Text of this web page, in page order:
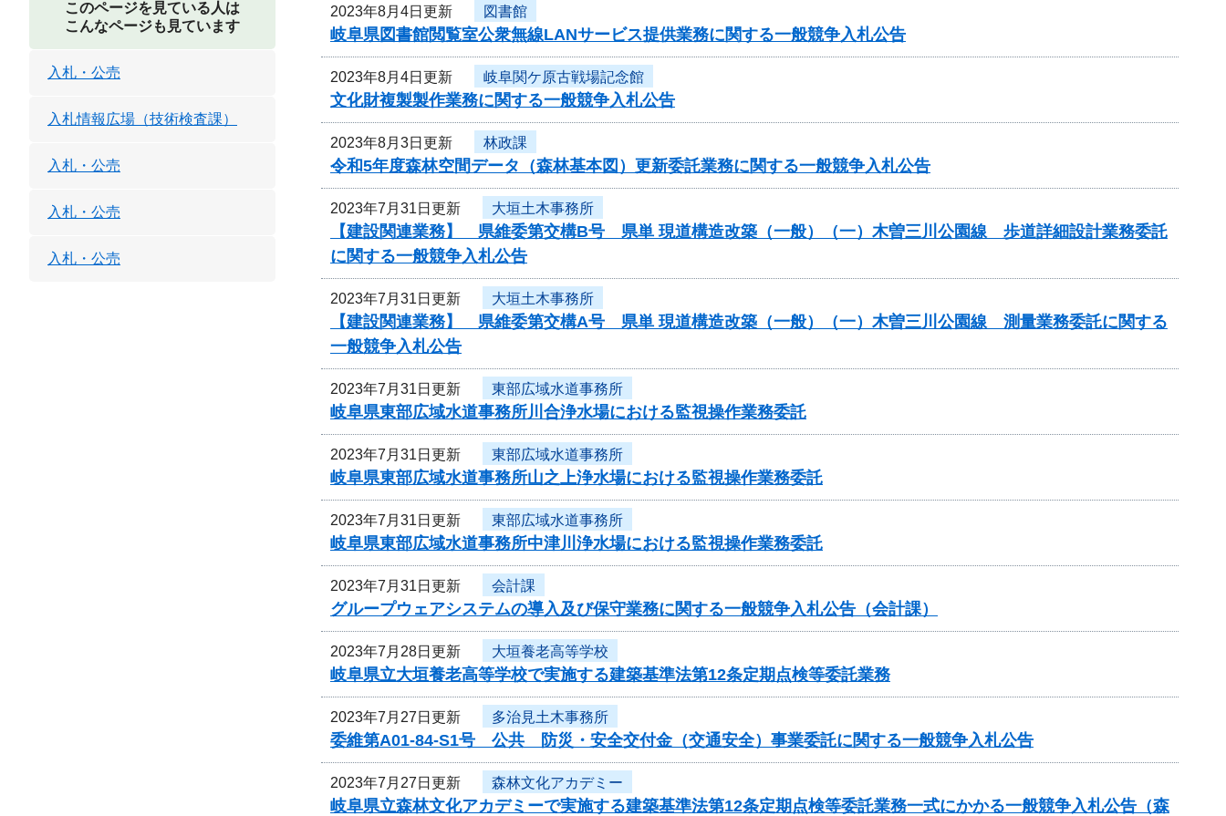
2023年8月4日更新 図書館
岐阜県図書館閲覧室公衆無線LANサービス提供業務に関する一般競争入札公告
2023年8月4日更新 岐阜関ケ原古戦場記念館
文化財複製製作業務に関する一般競争入札公告
2023年8月3日更新 林政課
令和5年度森林空間データ（森林基本図）更新委託業務に関する一般競争入札公告
2023年7月31日更新 大垣土木事務所
【建設関連業務】 県維委第交構B号 県単 現道構造改築（一般）（一）木曽三川公園線 歩道詳細設計業務委託
に関する一般競争入札公告
2023年7月31日更新 大垣土木事務所
【建設関連業務】 県維委第交構A号 県単 現道構造改築（一般）（一）木曽三川公園線 測量業務委託に関する
一般競争入札公告
2023年7月31日更新 東部広域水道事務所
岐阜県東部広域水道事務所川合浄水場における監視操作業務委託
2023年7月31日更新 東部広域水道事務所
岐阜県東部広域水道事務所山之上浄水場における監視操作業務委託
2023年7月31日更新 東部広域水道事務所
岐阜県東部広域水道事務所中津川浄水場における監視操作業務委託
2023年7月31日更新 会計課
グループウェアシステムの導入及び保守業務に関する一般競争入札公告（会計課）
2023年7月28日更新 大垣養老高等学校
岐阜県立大垣養老高等学校で実施する建築基準法第12条定期点検等委託業務
2023年7月27日更新 多治見土木事務所
委維第A01-84-S1号 公共 防災・安全交付金（交通安全）事業委託に関する一般競争入札公告
2023年7月27日更新 森林文化アカデミー
岐阜県立森林文化アカデミーで実施する建築基準法第12条定期点検等委託業務一式にかかる一般競争入札公告（森
このページを見ている人は
こんなページも見ています
入札・公売
入札情報広場（技術検査課）
入札・公売
入札・公売
入札・公売